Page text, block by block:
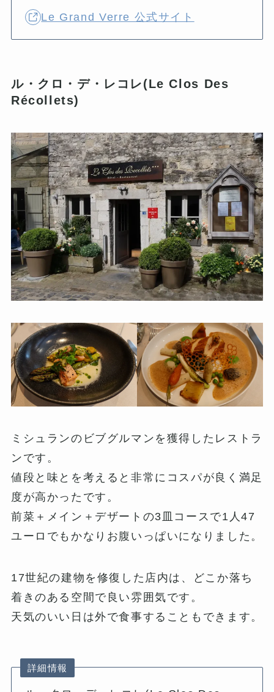
Le Grand Verre 公式サイト
ル・クロ・デ・レコレ(Le Clos Des
Récollets)
ミシュランのビブグルマンを獲得したレストラ
ンです。
値段と味とを考えると非常にコスパが良く満足
度が高かったです。
前菜＋メイン＋デザートの3皿コースで1人47
ユーロでもかなりお腹いっぱいになりました。
17世紀の建物を修復した店内は、どこか落ち
着きのある空間で良い雰囲気です。
天気のいい日は外で食事することもできます。
詳細情報